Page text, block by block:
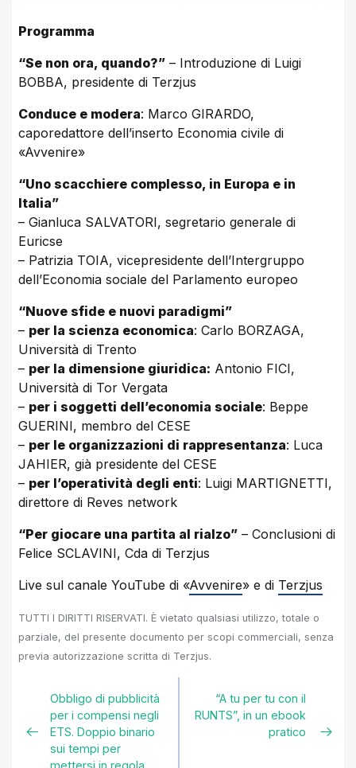
Programma
“Se non ora, quando?” – Introduzione di Luigi
BOBBA, presidente di Terzjus
Conduce e modera: Marco GIRARDO,
caporedattore dell’inserto Economia civile di
«Avvenire»
“Uno scacchiere complesso, in Europa e in
Italia”
– Gianluca SALVATORI, segretario generale di
Euricse
– Patrizia TOIA, vicepresidente dell’Intergruppo
dell’Economia sociale del Parlamento europeo
“Nuove sfide e nuovi paradigmi”
– per la scienza economica: Carlo BORZAGA,
Università di Trento
– per la dimensione giuridica: Antonio FICI,
Università di Tor Vergata
– per i soggetti dell’economia sociale: Beppe
GUERINI, membro del CESE
– per le organizzazioni di rappresentanza: Luca
JAHIER, già presidente del CESE
– per l’operatività degli enti: Luigi MARTIGNETTI,
direttore di Reves network
“Per giocare una partita al rialzo” – Conclusioni di
Felice SCLAVINI, Cda di Terzjus
Live sul canale YouTube di «Avvenire» e di Terzjus
TUTTI I DIRITTI RISERVATI. È vietato qualsiasi utilizzo, totale o
parziale, del presente documento per scopi commerciali, senza
previa autorizzazione scritta di Terzjus.
Obbligo di pubblicità
per i compensi negli
ETS. Doppio binario
sui tempi per
mettersi in regola
“A tu per tu con il
RUNTS”, in un ebook
pratico